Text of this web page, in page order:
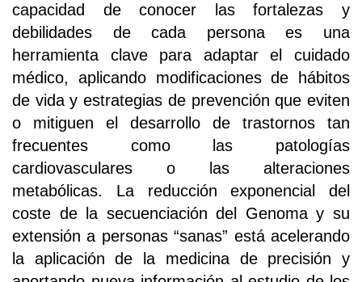
capacidad de conocer las fortalezas y
debilidades de cada persona es una
herramienta clave para adaptar el cuidado
médico, aplicando modificaciones de hábitos
de vida y estrategias de prevención que eviten
o mitiguen el desarrollo de trastornos tan
frecuentes como las patologías
cardiovasculares o las alteraciones
metabólicas. La reducción exponencial del
coste de la secuenciación del Genoma y su
extensión a personas “sanas” está acelerando
la aplicación de la medicina de precisión y